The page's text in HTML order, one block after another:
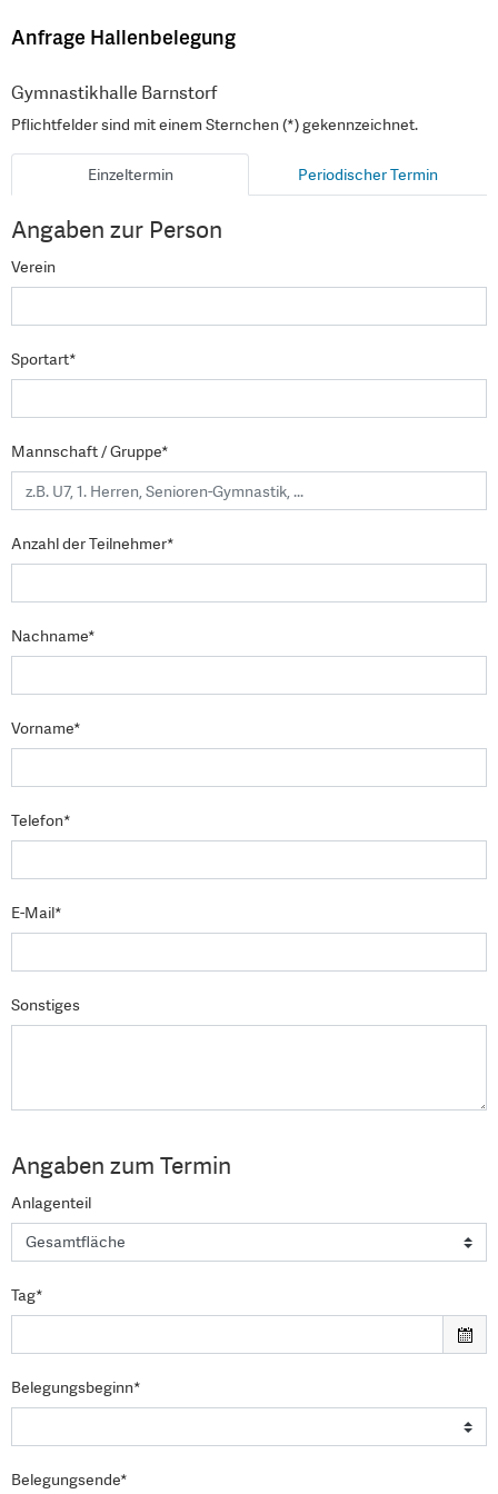
Anfrage Hallenbelegung
Gymnastikhalle Barnstorf
Pflichtfelder sind mit einem Sternchen (*) gekennzeichnet.
Einzeltermin Periodischer Termin
Angaben zur Person
Verein
Sportart*
Mannschaft / Gruppe*
Anzahl der Teilnehmer*
Nachname*
Vorname*
Telefon*
E-Mail*
Sonstiges
Angaben zum Termin
Anlagenteil
Tag*
Belegungsbeginn*
Belegungsende*